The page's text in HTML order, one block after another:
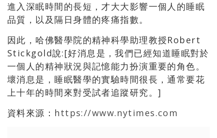
進入深眠時間的長短，才大大影響一個人的睡眠
品質，以及隔日身體的疼痛指數。
因此，哈佛醫學院的精神科學助理教授Robert
Stickgold說:[好消息是，我們已經知道睡眠對於
一個人的精神狀況與記憶能力扮演重要的角色。
壞消息是，睡眠醫學的實驗時間很長，通常要花
上十年的時間來對受試者追蹤研究。]
資料來源： https://www.nytimes.com